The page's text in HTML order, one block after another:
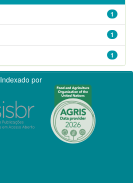
1
1
1
Indexado por